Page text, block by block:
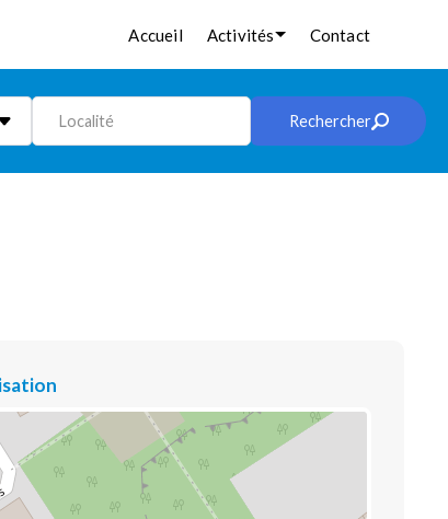
Accueil Activités Contact
Localité Rechercher